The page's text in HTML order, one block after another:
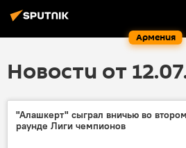
Армения
Новости от
"Алашкерт" сыграл вничью во втором
раунде Лиги чемпионов